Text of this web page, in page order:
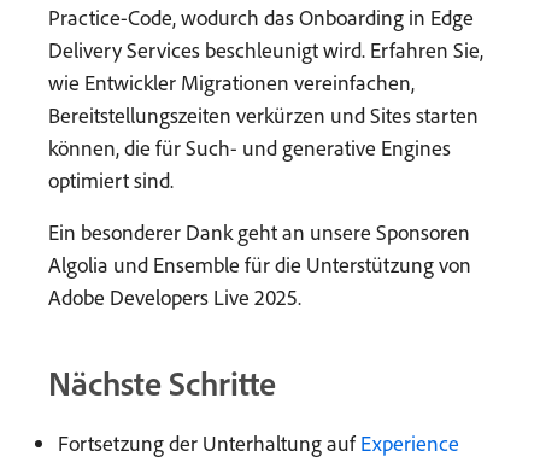
Practice-Code, wodurch das Onboarding in Edge
Delivery Services beschleunigt wird. Erfahren Sie,
wie Entwickler Migrationen vereinfachen,
Bereitstellungszeiten verkürzen und Sites starten
können, die für Such- und generative Engines
optimiert sind.
Ein besonderer Dank geht an unsere Sponsoren
Algolia und Ensemble für die Unterstützung von
Adobe Developers Live 2025.
Nächste Schritte
Fortsetzung der Unterhaltung auf Experience